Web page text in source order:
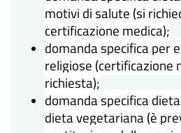
motivi di salute (si
certificazione medica);
domanda specifica per
religiose (certificazione
richiesta);
domanda specifica
dieta vegetariana (è